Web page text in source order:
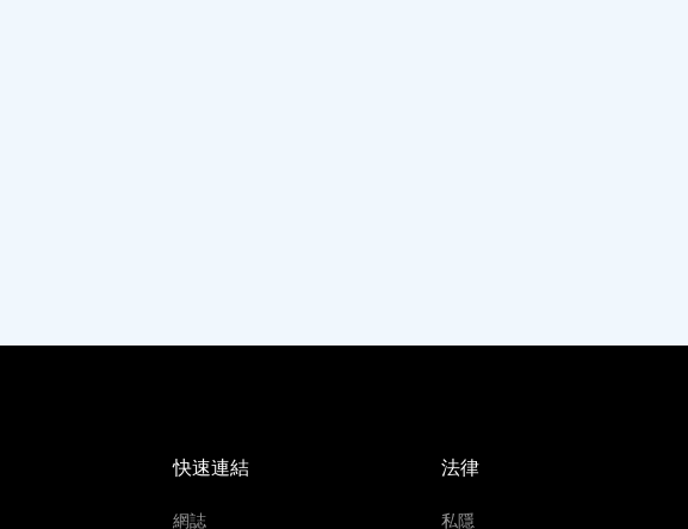
快速連結
網誌
法律
私隱